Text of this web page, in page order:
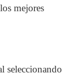
mejores
seleccionando